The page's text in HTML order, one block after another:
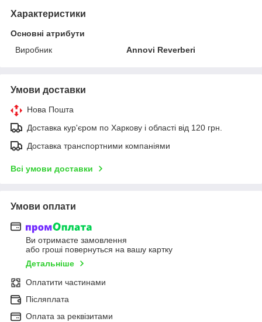
Характеристики
Основні атрибути
Виробник
Annovi Reverberi
Умови доставки
Нова Пошта
Доставка кур'єром по Харкову і області від 120 грн.
Доставка транспортними компаніями
Всі умови доставки
Умови оплати
Ви отримаєте замовлення
або гроші повернуться на вашу картку
Детальніше
Оплатити частинами
Післяплата
Оплата за реквізитами